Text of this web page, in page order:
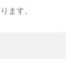
ます。